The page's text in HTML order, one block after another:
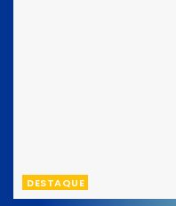
DESTAQUE